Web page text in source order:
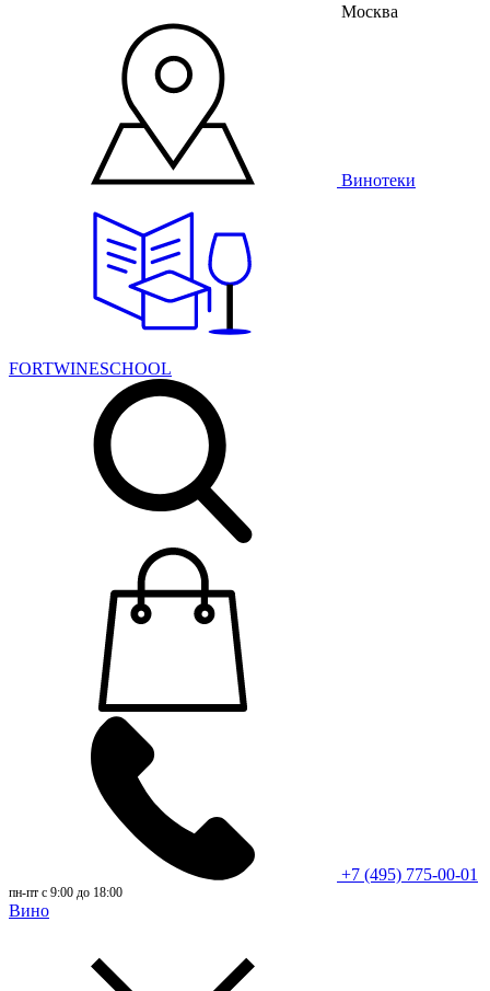
Москва
Винотеки
FORTWINESCHOOL
+7 (495) 775-00-01
пн-пт с 9:00 до 18:00
Вино